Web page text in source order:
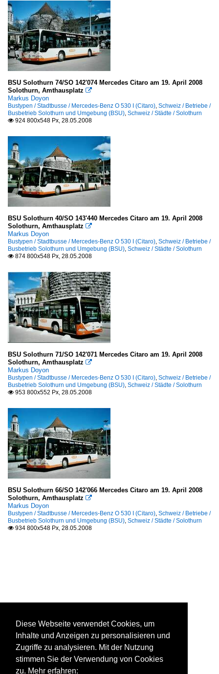
BSU Solothurn 74/SO 142'074 Mercedes Citaro am 19. April 2008
Solothurn, Amthausplatz 
Markus Doyon
Bustypen / Stadtbusse / Mercedes-Benz O 530 I (Citaro) Schweiz / Betriebe /
Busbetrieb Solothurn und Umgebung (BSU) Schweiz / Städte / Solothurn
 924 800x548 Px, 28.05.2008
BSU Solothurn 40/SO 143'440 Mercedes Citaro am 19. April 2008
Solothurn, Amthausplatz 
Markus Doyon
Bustypen / Stadtbusse / Mercedes-Benz O 530 I (Citaro) Schweiz / Betriebe /
Busbetrieb Solothurn und Umgebung (BSU) Schweiz / Städte / Solothurn
 874 800x548 Px, 28.05.2008
BSU Solothurn 71/SO 142'071 Mercedes Citaro am 19. April 2008
Solothurn, Amthausplatz 
Markus Doyon
Bustypen / Stadtbusse / Mercedes-Benz O 530 I (Citaro) Schweiz / Betriebe /
Busbetrieb Solothurn und Umgebung (BSU) Schweiz / Städte / Solothurn
 953 800x552 Px, 28.05.2008
BSU Solothurn 66/SO 142'066 Mercedes Citaro am 19. April 2008
Solothurn, Amthausplatz 
Markus Doyon
Bustypen / Stadtbusse / Mercedes-Benz O 530 I (Citaro) Schweiz / Betriebe /
Busbetrieb Solothurn und Umgebung (BSU) Schweiz / Städte / Solothurn
 934 800x548 Px, 28.05.2008
Diese Webseite verwendet Cookies, um
Inhalte und Anzeigen zu personalisieren und
Zugriffe zu analysieren. Mit der Nutzung
stimmen Sie der Verwendung von Cookies
zu. Mehr erfahren: